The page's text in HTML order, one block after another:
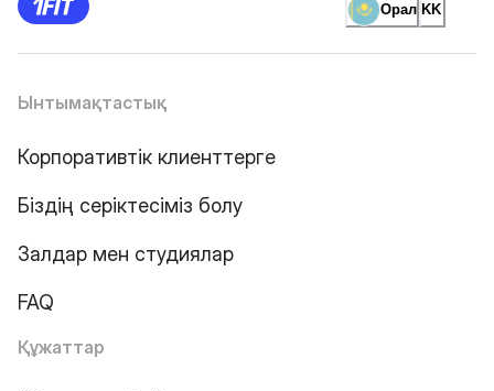
Орал KK
Ынтымақтастық
Корпоративтік клиенттерге
Біздің серіктесіміз болу
Залдар мен студиялар
FAQ
Құжаттар